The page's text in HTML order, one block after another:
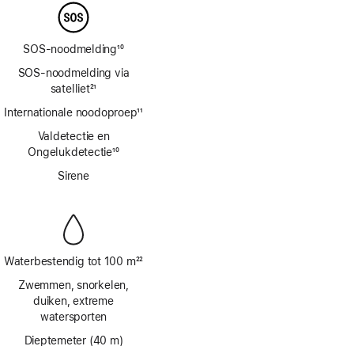
SOS-noodmelding10
SOS-noodmelding via
satelliet21
Internationale noodoproep11
Valdetectie en
Ongelukdetectie10
Sirene
Waterbestendig tot 100 m22
Zwemmen, snorkelen,
duiken, extreme
watersporten
Dieptemeter (40 m)